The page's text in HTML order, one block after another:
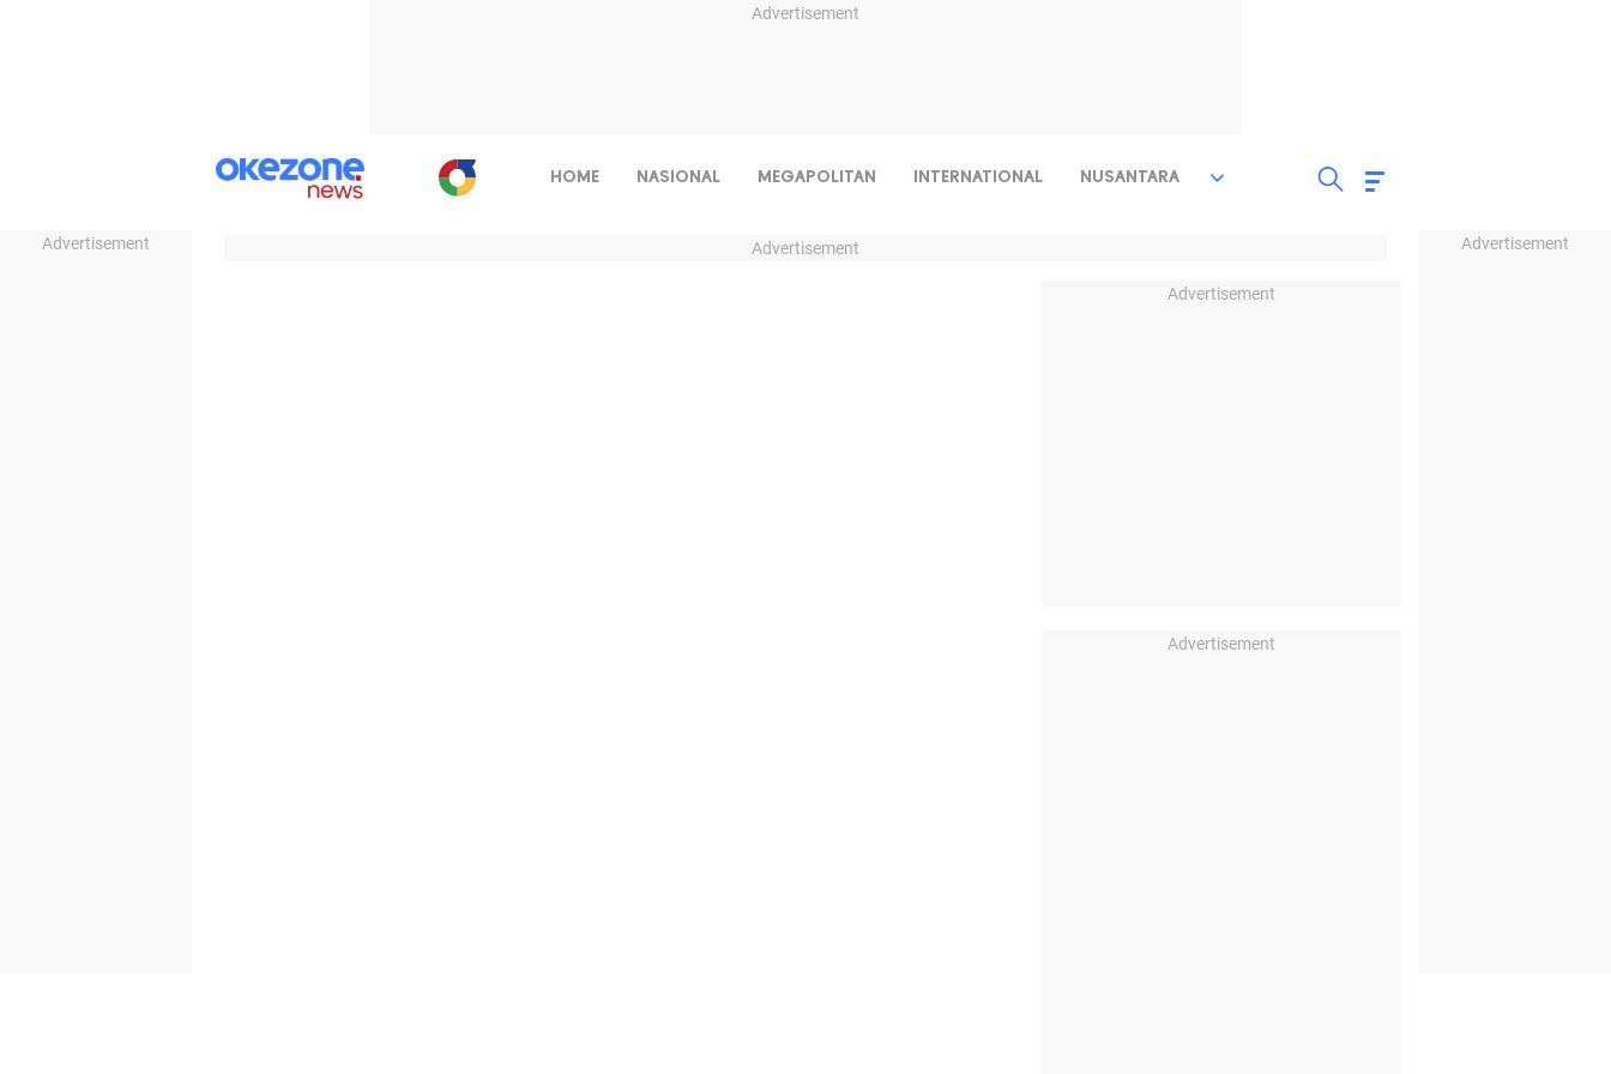
Advertisement
Advertisement Advertisement
HOME NASIONAL MEGAPOLITAN INTERNATIONAL NUSANTARA
Advertisement
Advertisement
Advertisement